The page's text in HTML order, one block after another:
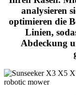
analysieren
optimieren die
Linien,
Abdeckung